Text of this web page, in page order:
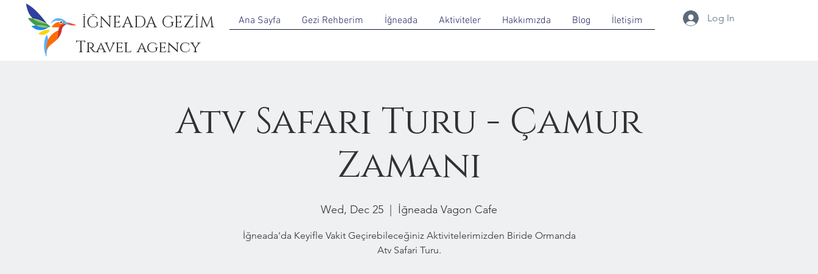
İĞNEADA GEZİM
Travel agency
Ana Sayfa Gezi Rehberim İğneada Aktiviteler Hakkımızda Blog İletişim Log In
Atv Safari Turu - Çamur
Zamanı
Wed, Dec 25 İğneada Vagon Cafe
İğneada'da Keyifle Vakit Geçirebileceğiniz Aktivitelerimizden Biride Ormanda
Atv Safari Turu.